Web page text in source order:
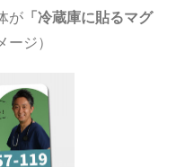
が 「冷蔵庫に貼るマグ
ジ）